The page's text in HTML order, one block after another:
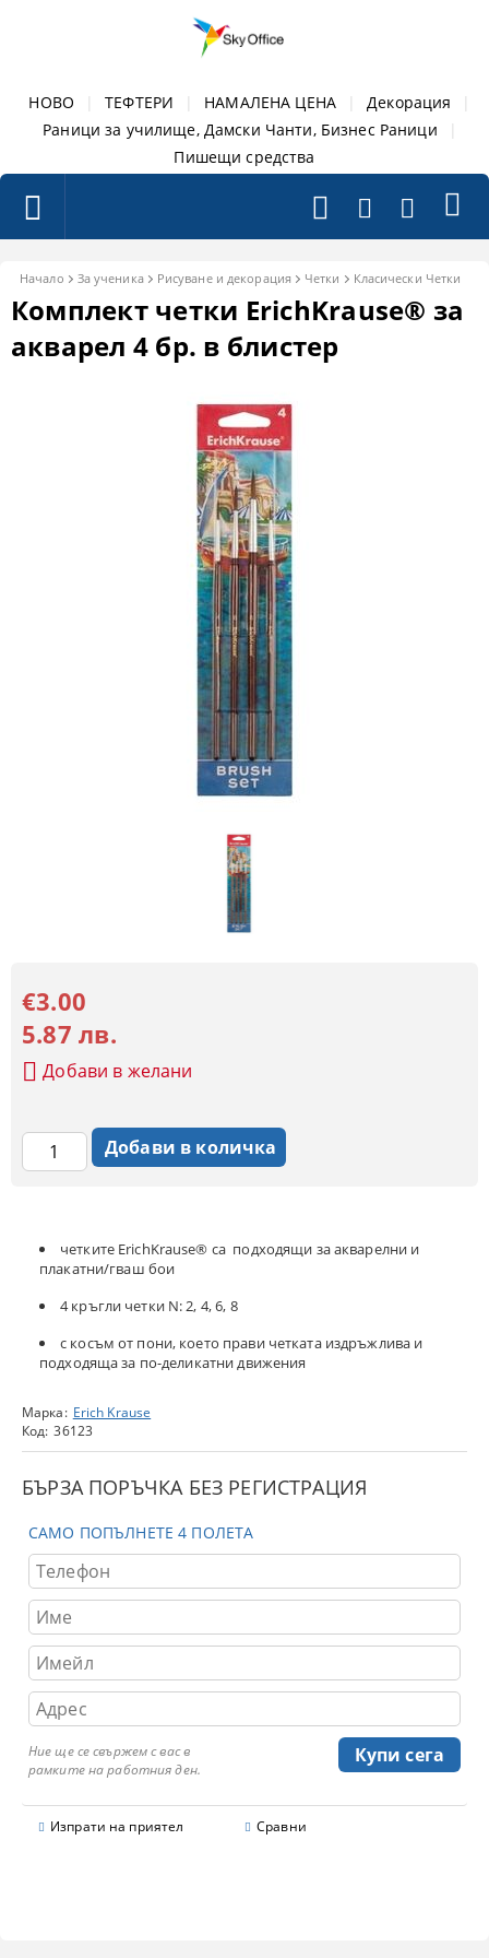
НОВО ТЕФТЕРИ НАМАЛЕНА ЦЕНА Декорация
Раници за училище, Дамски Чанти, Бизнес Раници
Пишещи средства
Начало За ученика Рисуване и декорация Четки Класически Четки
Комплект четки ErichKrause® за
акварел 4 бр. в блистер
четките ErichKrause® са подходящи за акварелни и
плакатни/гваш бои
4 кръгли четки N: 2, 4, 6, 8
с косъм от пони, което прави четката издръжлива и
подходяща за по-деликатни движения
Марка: Erich Krause
Код: 36123
БЪРЗА ПОРЪЧКА БЕЗ РЕГИСТРАЦИЯ
САМО ПОПЪЛНЕТЕ 4 ПОЛЕТА
Ние ще се свържем с вас в
рамките на работния ден.
Изпрати на приятел Сравни
€3.00
5.87 лв.
Добави в желани